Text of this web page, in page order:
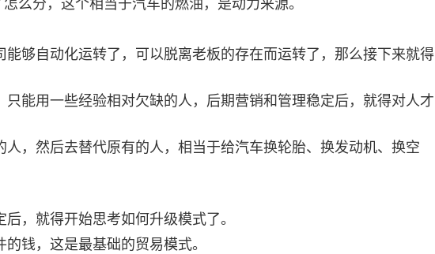
么分，这个相当于汽车的燃油，是动力来源。
够自动化运转了，可以脱离老板的存在而运转了，那么接下来就得
能用一些经验相对欠缺的人，后期营销和管理稳定后，就得对人才
，然后去替代原有的人，相当于给汽车换轮胎、换发动机、换空
，就得开始思考如何升级模式了。
钱，这是最基础的贸易模式。